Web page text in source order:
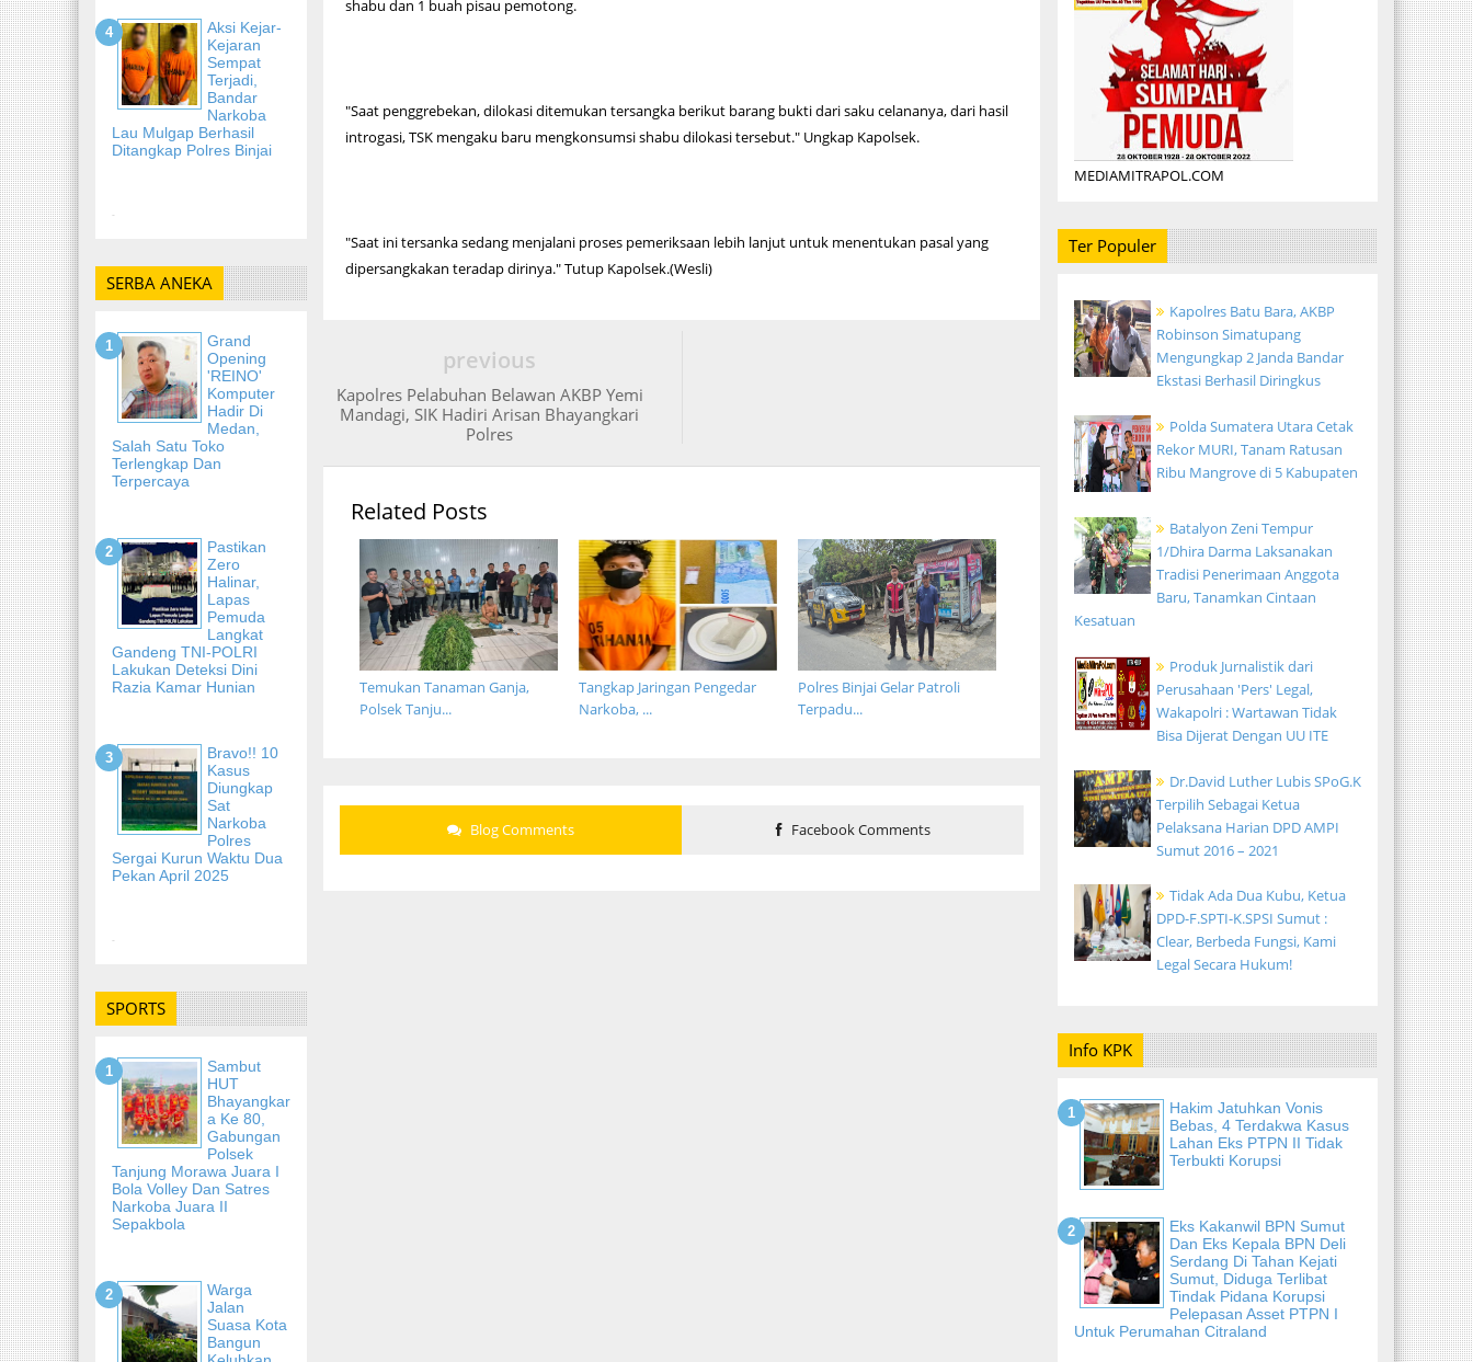
Aksi Kejar-
Kejaran
Sempat
Terjadi,
Bandar
Narkoba
Lau Mulgap Berhasil
Ditangkap Polres Binjai
-
SERBA ANEKA
Grand
Opening
'REINO'
Komputer
Hadir Di
Medan,
Salah Satu Toko
Terlengkap Dan
Terpercaya
Pastikan
Zero
Halinar,
Lapas
Pemuda
Langkat
Gandeng TNI-POLRI
Lakukan Deteksi Dini
Razia Kamar Hunian
Bravo!! 10
Kasus
Diungkap
Sat
Narkoba
Polres
Sergai Kurun Waktu Dua
Pekan April 2025
-
SPORTS
Sambut
HUT
Bhayangkar
A Ke 80,
Gabungan
Polsek
Tanjung Morawa Juara I
Bola Volley Dan Satres
Narkoba Juara II
Sepakbola
Warga
Jalan
Suasa Kota
Bangun
shabu dan 1 buah pisau pemotong.
"Saat penggrebekan, dilokasi ditemukan tersangka berikut barang bukti dari saku celananya, dari hasil
introgasi, TSK mengaku baru mengkonsumsi shabu dilokasi tersebut." Ungkap Kapolsek.
"Saat ini tersanka sedang menjalani proses pemeriksaan lebih lanjut untuk menentukan pasal yang
dipersangkakan teradap dirinya." Tutup Kapolsek.(Wesli)
previous
Kapolres Pelabuhan Belawan AKBP Yemi
Mandagi, SIK Hadiri Arisan Bhayangkari
Polres
Related Posts
Polres Binjai Gelar Patroli
Terpadu...
Tangkap Jaringan Pengedar
Narkoba, ...
Temukan Tanaman Ganja,
Polsek Tanju...
Blog Comments Facebook Comments
MEDIAMITRAPOL.COM
Ter Populer
Kapolres Batu Bara, AKBP
Robinson Simatupang
Mengungkap 2 Janda Bandar
Ekstasi Berhasil Diringkus
Polda Sumatera Utara Cetak
Rekor MURI, Tanam Ratusan
Ribu Mangrove di 5 Kabupaten
Batalyon Zeni Tempur
1/Dhira Darma Laksanakan
Tradisi Penerimaan Anggota
Baru, Tanamkan Cintaan
Kesatuan
Produk Jurnalistik dari
Perusahaan 'Pers' Legal,
Wakapolri : Wartawan Tidak
Bisa Dijerat Dengan UU ITE
Dr.David Luther Lubis SPoG.K
Terpilih Sebagai Ketua
Pelaksana Harian DPD AMPI
Sumut 2016 – 2021
Tidak Ada Dua Kubu, Ketua
DPD-F.SPTI-K.SPSI Sumut :
Clear, Berbeda Fungsi, Kami
Legal Secara Hukum!
Info KPK
Hakim Jatuhkan Vonis
Bebas, 4 Terdakwa Kasus
Lahan Eks PTPN II Tidak
Terbukti Korupsi
Eks Kakanwil BPN Sumut
Dan Eks Kepala BPN Deli
Serdang Di Tahan Kejati
Sumut, Diduga Terlibat
Tindak Pidana Korupsi
Pelepasan Asset PTPN I
Untuk Perumahan Citraland